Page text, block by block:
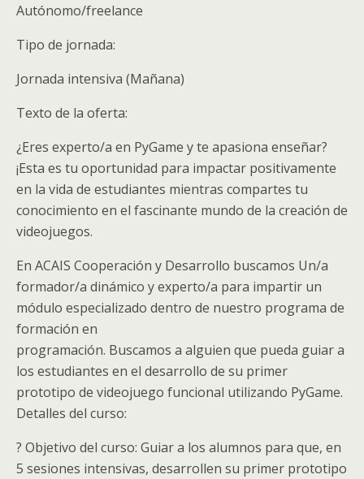
Autónomo/freelance
Tipo de jornada:
Jornada intensiva (Mañana)
Texto de la oferta:
¿Eres experto/a en PyGame y te apasiona enseñar?
¡Esta es tu oportunidad para impactar positivamente
en la vida de estudiantes mientras compartes tu
conocimiento en el fascinante mundo de la creación de
videojuegos.
En ACAIS Cooperación y Desarrollo buscamos Un/a
formador/a dinámico y experto/a para impartir un
módulo especializado dentro de nuestro programa de
formación en
programación. Buscamos a alguien que pueda guiar a
los estudiantes en el desarrollo de su primer
prototipo de videojuego funcional utilizando PyGame.
Detalles del curso:
? Objetivo del curso: Guiar a los alumnos para que, en
5 sesiones intensivas, desarrollen su primer prototipo